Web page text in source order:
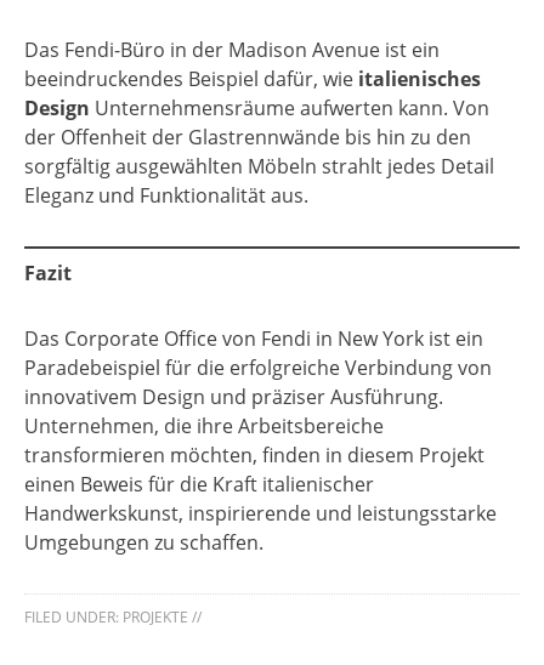
Das Fendi-Büro in der Madison Avenue ist ein
beeindruckendes Beispiel dafür, wie italienisches
Design Unternehmensräume aufwerten kann. Von
der Offenheit der Glastrennwände bis hin zu den
sorgfältig ausgewählten Möbeln strahlt jedes Detail
Eleganz und Funktionalität aus.
Fazit
Das Corporate Office von Fendi in New York ist ein
Paradebeispiel für die erfolgreiche Verbindung von
innovativem Design und präziser Ausführung.
Unternehmen, die ihre Arbeitsbereiche
transformieren möchten, finden in diesem Projekt
einen Beweis für die Kraft italienischer
Handwerkskunst, inspirierende und leistungsstarke
Umgebungen zu schaffen.
FILED UNDER: PROJEKTE //